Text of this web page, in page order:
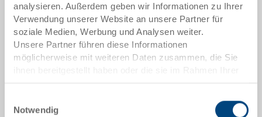
analysieren. Außerdem geben wir Informationen zu Ihrer
Verwendung unserer Website an unsere Partner für
soziale Medien, Werbung und Analysen weiter.
Unsere Partner führen diese Informationen
möglicherweise mit weiteren Daten zusammen, die Sie
Nutzung der Dienste gesammelt haben.
Notwendig
zum Produkt